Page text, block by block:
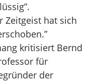
Zeitgeist hat sich
kritisiert Bernd
für
der